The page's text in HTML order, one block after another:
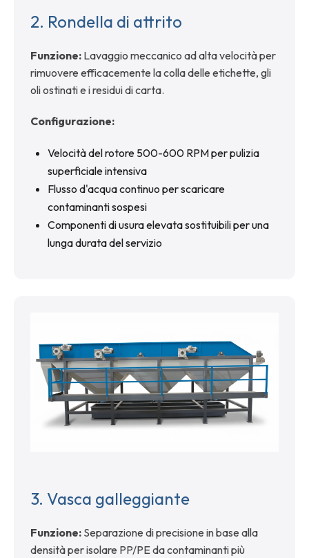
2. Rondella di attrito
Funzione: Lavaggio meccanico ad alta velocità per
rimuovere efficacemente la colla delle etichette, gli
oli ostinati e i residui di carta.
Configurazione:
Velocità del rotore 500-600 RPM per pulizia
superficiale intensiva
Flusso d'acqua continuo per scaricare
contaminanti sospesi
Componenti di usura elevata sostituibili per una
lunga durata del servizio
3. Vasca galleggiante
Funzione: Separazione di precisione in base alla
densità per isolare PP/PE da contaminanti più